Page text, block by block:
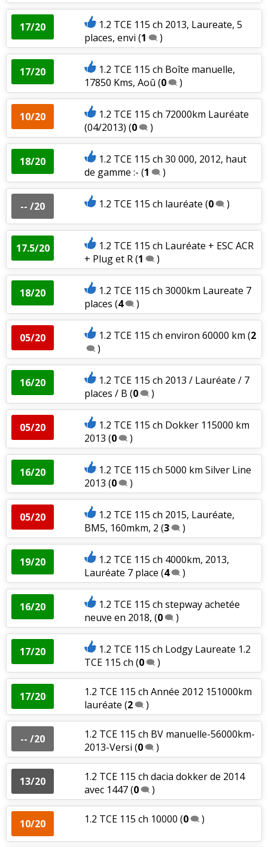
17/20
1.2 TCE 115 ch 2013, Laureate, 5
places, envi (1 )
17/20
1.2 TCE 115 ch Boîte manuelle,
17850 Kms, Aoû (0 )
10/20
1.2 TCE 115 ch 72000km Lauréate
(04/2013) (0 )
18/20
1.2 TCE 115 ch 30 000, 2012, haut
de gamme :- (1 )
-- /20 1.2 TCE 115 ch lauréate (0 )
17.5/20
1.2 TCE 115 ch Lauréate + ESC ACR
+ Plug et R(1 )
18/20
1.2 TCE 115 ch 3000km Laureate 7
places (4 )
05/20 1.2 TCE 115 ch environ 60000 km (2
)
16/20
1.2 TCE 115 ch 2013 / Lauréate / 7
places / B (0 )
05/20
1.2 TCE 115 ch Dokker 115000 km
2013 (0 )
16/20
1.2 TCE 115 ch 5000 km Silver Line
2013 (0 )
05/20
1.2 TCE 115 ch 2015, Lauréate,
BM5, 160mkm, 2 (3 )
19/20
1.2 TCE 115 ch 4000km, 2013,
Lauréate 7 place (4 )
16/20
1.2 TCE 115 ch stepway achetée
neuve en 2018, (0 )
17/20
1.2 TCE 115 ch Lodgy Laureate 1.2
TCE 115 ch (0 )
17/20
1.2 TCE 115 ch Année 2012 151000km
lauréate (2 )
-- /20
1.2 TCE 115 ch BV manuelle-56000km-
2013-Versi (0 )
13/20
1.2 TCE 115 ch dacia dokker de 2014
avec 1447(0 )
10/20 1.2 TCE 115 ch 10000 (0 )